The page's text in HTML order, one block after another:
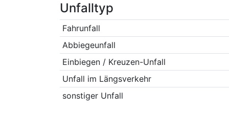
Unfalltyp
Fahrunfall
Abbiegeunfall
Einbiegen / Kreuzen-Unfall
Unfall im Längsverkehr
sonstiger Unfall